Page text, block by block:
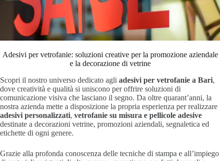
Adesivi per vetrofanie: soluzioni creative per la promozione aziendale
e la decorazione di vetrine
Scopri il nostro universo dedicato agli adesivi per vetrofanie a Bari,
dove creatività e qualità si uniscono per offrire soluzioni di
comunicazione visiva che lasciano il segno. Da oltre quarant’anni, la
nostra azienda mette a disposizione la propria esperienza per realizzare
adesivi personalizzati, vetrofanie su misura e pellicole adesive
destinate a decorazioni vetrine, promozioni aziendali, segnaletica ed
etichette di ogni genere.
Grazie alla profonda conoscenza delle tecniche di stampa e all’impiego